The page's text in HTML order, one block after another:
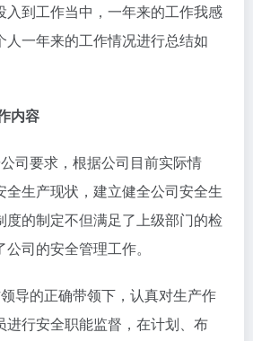
入到工作当中，一年来的工作我感
人一年来的工作情况进行总结如
内容
司要求，根据公司目前实际情
全生产现状，建立健全公司安全生
度的制定不但满足了上级部门的检
司的安全管理工作。
导的正确带领下，认真对生产作
进行安全职能监督，在计划、布